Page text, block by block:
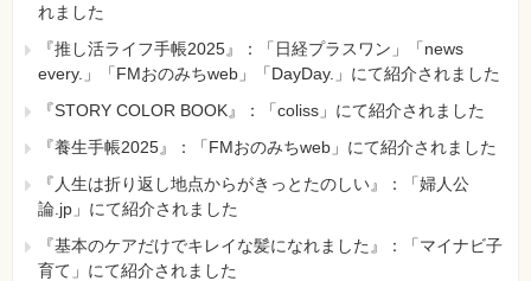
れました
『推し活ライフ手帳2025』：「日経プラスワン」「news
every.」「FMおのみちweb」「DayDay.」にて紹介されました
『STORY COLOR BOOK』：「coliss」にて紹介されました
『養生手帳2025』：「FMおのみちweb」にて紹介されました
『人生は折り返し地点からがきっとたのしい』：「婦人公
論.jp」にて紹介されました
『基本のケアだけでキレイな髪になれました』：「マイナビ子
育て」にて紹介されました